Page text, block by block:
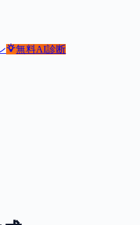
無料AI診断